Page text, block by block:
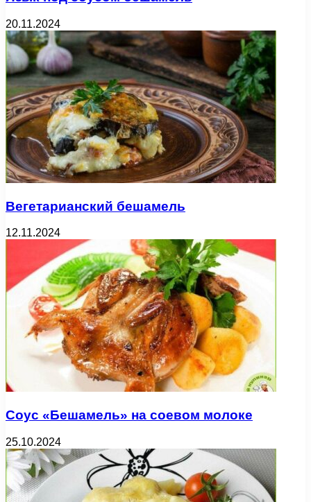
20.11.2024
Вегетарианский бешамель
12.11.2024
Соус «Бешамель» на соевом молоке
25.10.2024